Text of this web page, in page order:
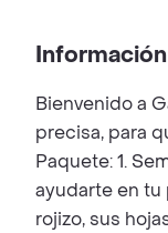
Bienvenido a
precisa, para
Paquete: 1.
ayudarte en tu
rojizo, sus